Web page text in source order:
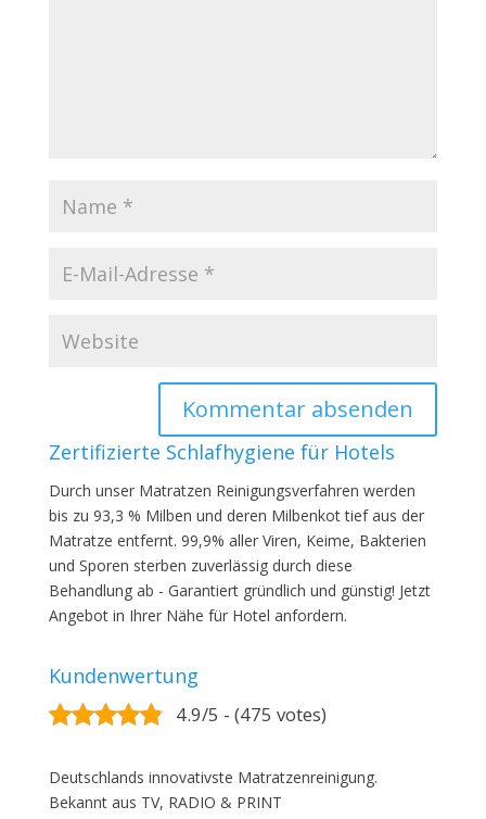
Zertifizierte Schlafhygiene für Hotels
Durch unser Matratzen Reinigungsverfahren werden
bis zu 93,3 % Milben und deren Milbenkot tief aus der
Matratze entfernt. 99,9% aller Viren, Keime, Bakterien
und Sporen sterben zuverlässig durch diese
Behandlung ab - Garantiert gründlich und günstig! Jetzt
Angebot in Ihrer Nähe für Hotel anfordern.
Kundenwertung
4.9/5 - (475 votes)
Deutschlands innovativste Matratzenreinigung.
Bekannt aus TV, RADIO & PRINT